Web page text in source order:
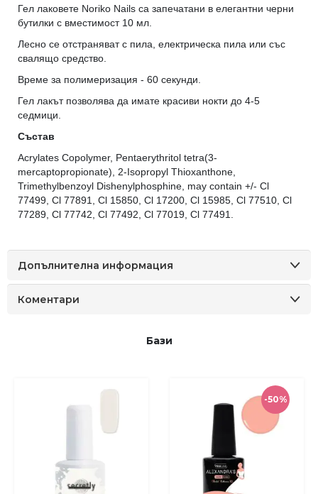
Гел лаковете Noriko Nails са запечатани в елегантни черни
бутилки с вместимост 10 мл.
Лесно се отстраняват с пила, електрическа пила или със
свалящо средство.
Време за полимеризация - 60 секунди.
Гел лакът позволява да имате красиви нокти до 4-5
седмици.
Състав
Acrylates Copolymer, Pentaerythritol tetra(3-
mercaptopropionate), 2-Isopropyl Thioxanthone,
Trimethylbenzoyl Dishenylphosphine, may contain +/- Cl
77499, Cl 77891, Cl 15850, Cl 17200, Cl 15985, Cl 77510, Cl
77289, Cl 77742, Cl 77492, Cl 77019, Cl 77491.
Допълнителна информация
Коментари
Бази
-50%